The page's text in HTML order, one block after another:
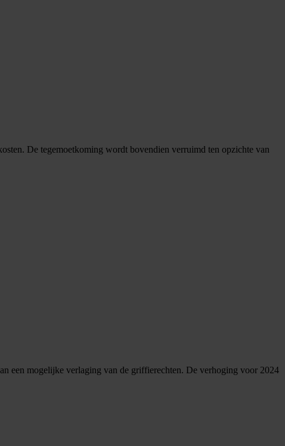
De tegemoetkoming wordt bovendien verruimd ten opzichte van
een mogelijke verlaging van de griffierechten. De verhoging voor 2024